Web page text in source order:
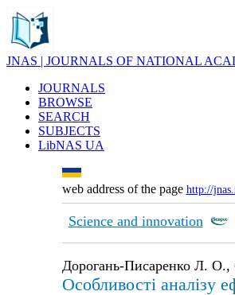
JNAS | JOURNALS OF NATIONAL
JOURNALS
BROWSE
SEARCH
SUBJECTS
LibNAS UA
web address of the page http://
Science and innovation
Дорогань-Писаренко Л.
Особливості аналізу